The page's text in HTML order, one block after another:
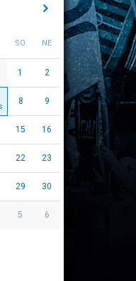
SO NE
1 2
8 9
15 16
22 23
29 30
5 6